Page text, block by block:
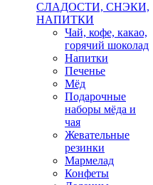
СЛАДОСТИ, СНЭКИ,
НАПИТКИ
Чай, кофе, какао,
горячий шоколад
Напитки
Печенье
Мёд
Подарочные
наборы мёда и
чая
Жевательные
резинки
Мармелад
Конфеты